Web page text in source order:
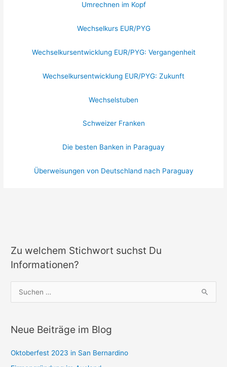
Umrechnen im Kopf
Wechselkurs EUR/PYG
Wechselkursentwicklung EUR/PYG: Vergangenheit
Wechselkursentwicklung EUR/PYG: Zukunft
Wechselstuben
Schweizer Franken
Die besten Banken in Paraguay
Überweisungen von Deutschland nach Paraguay
Zu welchem Stichwort suchst Du
Informationen?
u
h
n
Neue Beiträge im Blog
Oktoberfest 2023 in San Bernardino